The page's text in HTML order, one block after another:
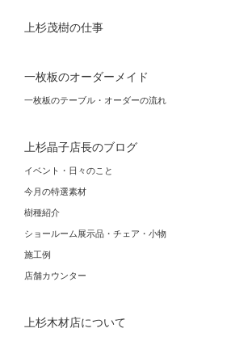
上杉茂樹の仕事
一枚板のオーダーメイド
一枚板のテーブル・オーダーの流れ
上杉晶子店長のブログ
イベント・日々のこと
今月の特選素材
樹種紹介
ショールーム展示品・チェア・小物
施工例
店舗カウンター
上杉木材店について